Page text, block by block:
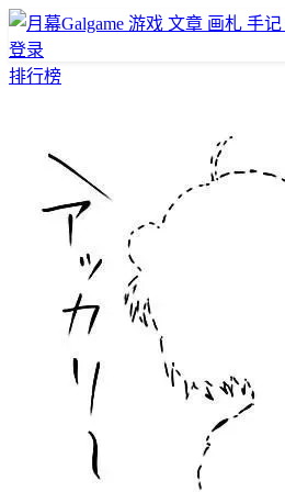
游戏 文章 画札 手记
登录
排行榜